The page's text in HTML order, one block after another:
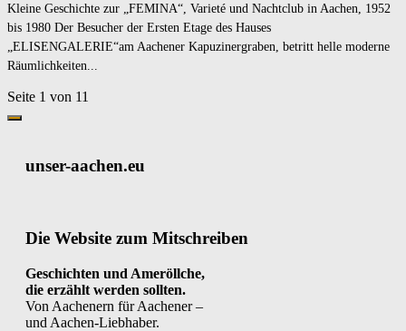
Kleine Geschichte zur „FEMINA“, Varieté und Nachtclub in Aachen, 1952
bis 1980 Der Besucher der Ersten Etage des Hauses
„ELISENGALERIE“am Aachener Kapuzinergraben, betritt helle moderne
Räumlichkeiten...
Seite 1 von 11
unser-aachen.eu
Die Website zum Mitschreiben
Geschichten und Ameröllche,
die erzählt werden sollten.
Von Aachenern für Aachener –
und Aachen-Liebhaber.